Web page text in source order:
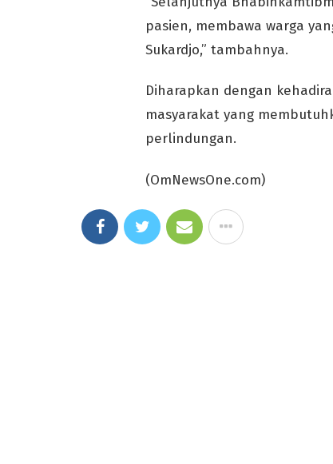
pasien, membawa warga
Sukardjo,” tambahnya.
Diharapkan dengan
masyarakat yang
perlindungan.
(OmNewsOne.com)